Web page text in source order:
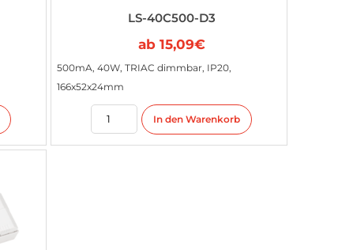
LS-40C500-D3
ab 15,09€
500mA, 40W, TRIAC dimmbar, IP20,
166x52x24mm
In den Warenkorb